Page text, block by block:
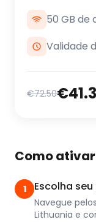
50 GB de
Validade
€72.50
Como ativar
1 Escolha
Navegue
Lithuania e